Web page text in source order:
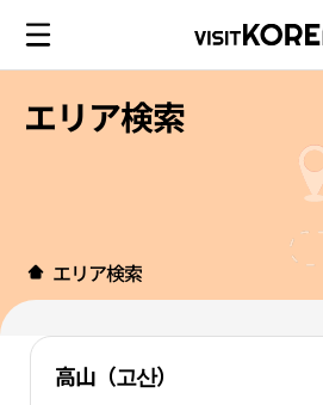
エリア検索
エリア検索
高山（고산）